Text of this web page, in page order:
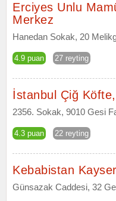
Erciyes Unlu
Merkez
Hanedan Sokak, 20
4.9 puan 27 reyting
İstanbul Çiğ
2356. Sokak, 9010 Gesi
4.3 puan 22 reyting
Kebabistan
Günsazak Caddesi, 32